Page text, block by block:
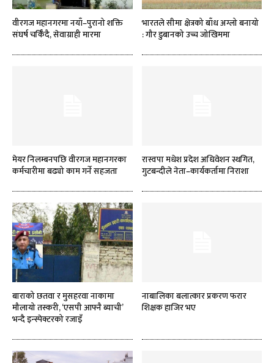
वीरगज महानगरमा नयाँ–पुरानो शक्ति
संघर्ष चर्किँदै, सेवाग्राही मारमा
भारतले सीमा क्षेत्रको बाँध अग्लो बनायो
: गौर डुबानको उच्च जोखिममा
मेयर निलम्बनपछि वीरगज महानगरका
कर्मचारीमा बढ्यो काम गर्ने सहजता
रास्वपा मधेश प्रदेश अधिवेशन स्थगित,
गुटबन्दीले नेता–कार्यकर्तामा निराशा
बाराको छतवा र मुसहरवा नाकामा
मौलायो तस्करी, ‘एसपी आफ्नै ब्याची’
भन्दै इन्स्पेक्टरको रजाइँ
नाबालिका बलात्कार प्रकरण फरार
शिक्षक हाजिर भए